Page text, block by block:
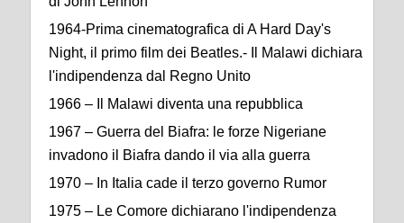
1964-Prima cinematografica di A Hard Day's
Night, il primo film dei Beatles.- Il Malawi dichiara
l'indipendenza dal Regno Unito
1966 – Il Malawi diventa una repubblica
1967 – Guerra del Biafra: le forze Nigeriane
invadono il Biafra dando il via alla guerra
1970 – In Italia cade il terzo governo Rumor
1975 – Le Comore dichiarano l'indipendenza